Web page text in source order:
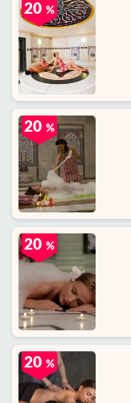
20 %
20 %
20 %
20 %